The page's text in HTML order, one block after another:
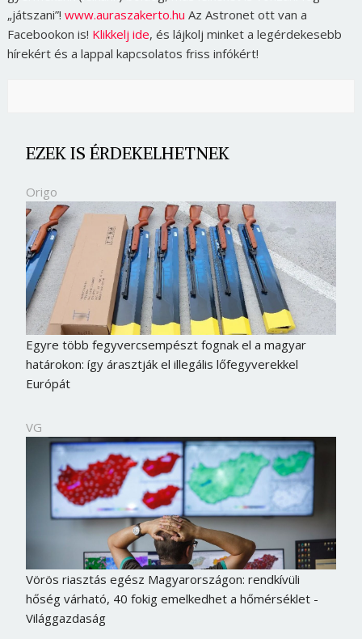
„játszani”! www.auraszakerto.hu Az Astronet ott van a
Facebookon is! Klikkelj ide, és lájkolj minket a legérdekesebb
hírekért és a lappal kapcsolatos friss infókért!
EZEK IS ÉRDEKELHETNEK
Origo
Egyre több fegyvercsempészt fognak el a magyar
határokon: így árasztják el illegális lőfegyverekkel
Európát
VG
Vörös riasztás egész Magyarországon: rendkívüli
hőség várható, 40 fokig emelkedhet a hőmérséklet -
Világgazdaság